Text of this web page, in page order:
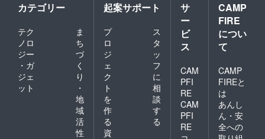
カテゴリー
テク
ノロ
ジー
・ガ
ジェ
ット
ま
ち
づ
く
り
・
地
域
活
性
起案サポート
プ
ロ
ジ
ェ
ク
ト
を
作
る
ス
タ
ッ
フ
に
相
談
す
る
資
サ
ー
ビ
ス
CAM
PFI
RE
CAM
PFI
RE
CAMP
FIRE
につい
て
CAMP
FIREと
は
あんし
ん・安
全への